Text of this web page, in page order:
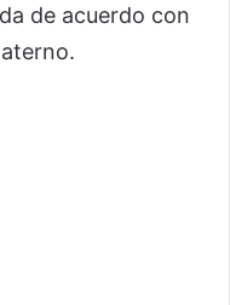
de acuerdo con